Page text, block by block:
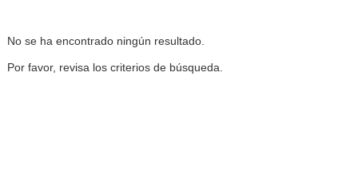
No se ha encontrado ningún resultado.
Por favor, revisa los criterios de búsqueda.